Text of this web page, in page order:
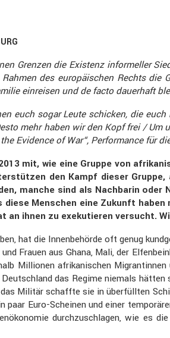
Grenzen die Existenz infor­meller
des europäi­schen Rechts
einreisen und de facto dauer­haft
euch sogar Leute schicken, die
mehr haben wir den Kopf frei /
Evidence of War“, Perfor­mance für
mit, wie eine Gruppe von
den Kampf dieser
manche sind als Nachbarin
Menschen eine Zukunft
ihnen zu exeku­tieren versucht.
hat die Innen­be­hörde oft genug
Frauen aus Ghana, Mali, der
Millionen afrika­ni­schen
das Regime niemals
Militär schaffte sie in überfüllten
Euro-Scheinen und einer
durch­zu­schlagen, wie es